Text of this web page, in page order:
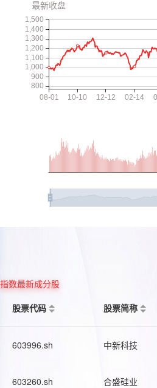
指数最新成分股
股票代码
股票简称
603996.sh 中新科技
603260.sh 合盛硅业